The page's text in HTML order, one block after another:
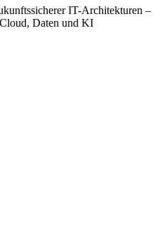
IT-Architekturen –
Daten und KI